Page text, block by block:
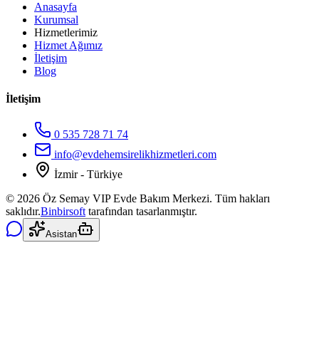
Anasayfa
Kurumsal
Hizmetlerimiz
Hizmet Ağımız
İletişim
Blog
İletişim
0 535 728 71 74
info@evdehemsirelikhizmetleri.com
İzmir - Türkiye
© 2026 Öz Semay VIP Evde Bakım Merkezi. Tüm hakları
saklıdır.Binbirsoft tarafından tasarlanmıştır.
Asistan